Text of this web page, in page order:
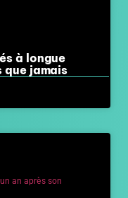
à longue
jamais